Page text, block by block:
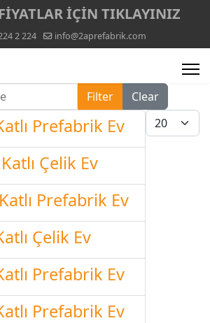
İÇİN TIKLAYINIZ
2 224 info@2aprefabrik.com
Filter
Clear
Display #
Prefabrik Ev
Çelik Ev
Prefabrik Ev
Çelik Ev
Prefabrik Ev
Prefabrik Ev